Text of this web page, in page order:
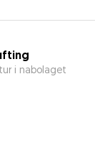
i nabolaget